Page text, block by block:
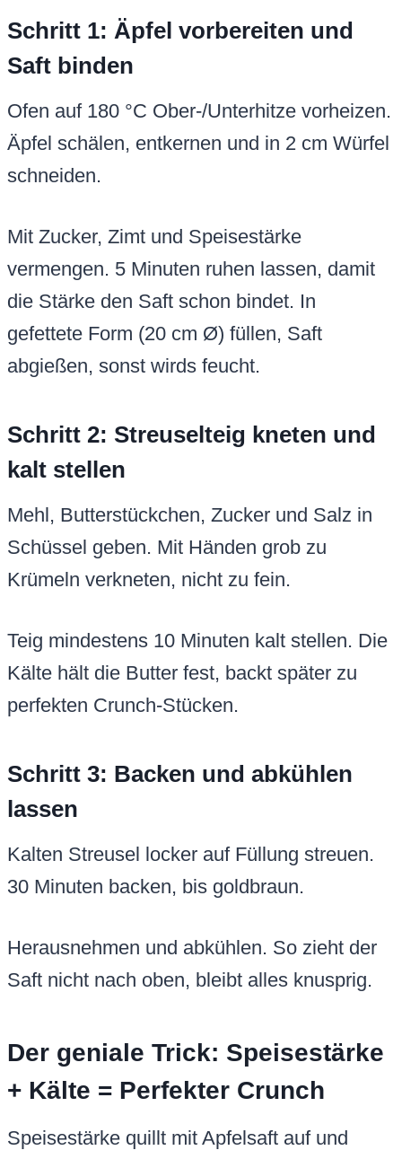
Schritt 1: Äpfel vorbereiten und
Saft binden
Ofen auf 180 °C Ober-/Unterhitze vorheizen.
Äpfel schälen, entkernen und in 2 cm Würfel
schneiden.
Mit Zucker, Zimt und Speisestärke
vermengen. 5 Minuten ruhen lassen, damit
die Stärke den Saft schon bindet. In
gefettete Form (20 cm Ø) füllen, Saft
abgießen, sonst wirds feucht.
Schritt 2: Streuselteig kneten und
kalt stellen
Mehl, Butterstückchen, Zucker und Salz in
Schüssel geben. Mit Händen grob zu
Krümeln verkneten, nicht zu fein.
Teig mindestens 10 Minuten kalt stellen. Die
Kälte hält die Butter fest, backt später zu
perfekten Crunch-Stücken.
Schritt 3: Backen und abkühlen
lassen
Kalten Streusel locker auf Füllung streuen.
30 Minuten backen, bis goldbraun.
Herausnehmen und abkühlen. So zieht der
Saft nicht nach oben, bleibt alles knusprig.
Der geniale Trick: Speisestärke
+ Kälte = Perfekter Crunch
Speisestärke quillt mit Apfelsaft auf und